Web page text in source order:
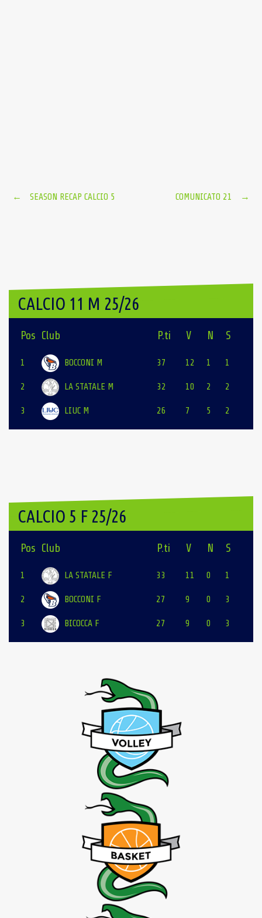
Post
← SEASON RECAP CALCIO 5 COMUNICATO 21 →
CALCIO 11 M 25/26
Pos Club P.ti V N S
1 BOCCONI M 37 12 1 1
2 LA STATALE M 32 10 2 2
3 LIUC M 26 7 5 2
CALCIO 5 F 25/26
Pos Club P.ti V N S
1 LA STATALE F 33 11 0 1
2 BOCCONI F 27 9 0 3
3 BICOCCA F 27 9 0 3